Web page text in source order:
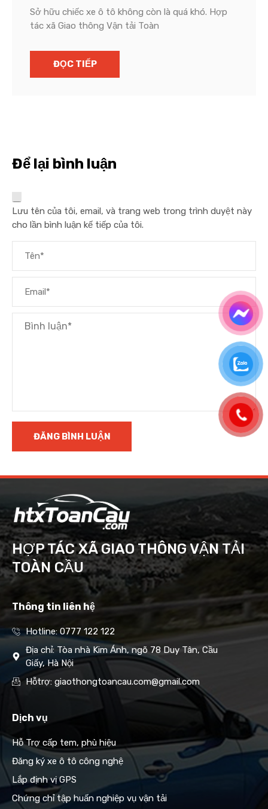
Sở hữu chiếc xe ô tô không còn là quá khó. Hợp
tác xã Giao thông Vận tải Toàn
ĐỌC TIẾP
Để lại bình luận
Lưu tên của tôi, email, và trang web trong trình duyệt này
cho lần bình luận kế tiếp của tôi.
HỢP TÁC XÃ GIAO THÔNG VẬN TẢI
TOÀN CẦU
Thông tin liên hệ
Hotline: 0777 122 122
Địa chỉ: Tòa nhà Kim Ánh, ngõ 78 Duy Tân, Cầu
Giấy, Hà Nội
Hỗtrợ: giaothongtoancau.com@gmail.com
Dịch vụ
Hỗ Trợ cấp tem, phù hiệu
Đăng ký xe ô tô công nghệ
Lắp định vị GPS
Chứng chỉ tập huấn nghiệp vụ vận tải